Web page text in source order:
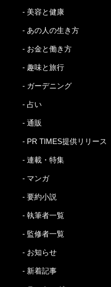
- 美容と健康
- あの人の生き方
- お金と働き方
- 趣味と旅行
- ガーデニング
- 占い
- 通販
- PR TIMES提供リリース
- 連載・特集
- マンガ
- 要約小説
- 執筆者一覧
- 監修者一覧
- お知らせ
- 新着記事